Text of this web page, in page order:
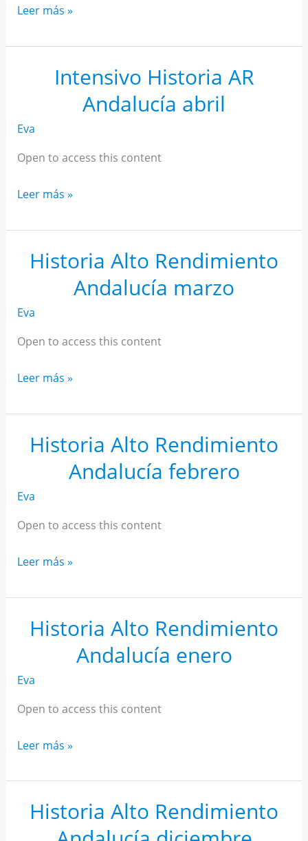
Intensivo
AR
Andalucía
Leer más »
Intensivo Historia AR
Andalucía abril
Eva
Open to access this content
Intensivo
AR
Andalucía
abril
Leer más »
Historia Alto Rendimiento
Andalucía marzo
Eva
Open to access this content
Historia
Rendimiento
Andalucía
marzo
Leer más »
Historia Alto Rendimiento
Andalucía febrero
Eva
Open to access this content
Historia
Rendimiento
Andalucía
febrero
Leer más »
Historia Alto Rendimiento
Andalucía enero
Eva
Open to access this content
Historia
Rendimiento
Andalucía
enero
Leer más »
Historia Alto Rendimiento